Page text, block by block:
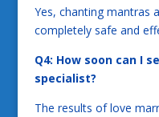
Yes, chanting mantras
completely safe and
Q4: How soon can I
specialist?
The results of love